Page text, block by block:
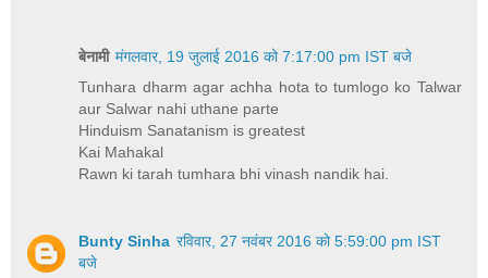
बेनामी मंगलवार, 19 जुलाई 2016 को 7:17:00 pm IST बजे
Tunhara dharm agar achha hota to tumlogo ko Talwar
aur Salwar nahi uthane parte
Hinduism Sanatanism is greatest
Kai Mahakal
Rawn ki tarah tumhara bhi vinash nandik hai.
Bunty Sinha रविवार, 27 नवंबर 2016 को 5:59:00 pm IST
बजे